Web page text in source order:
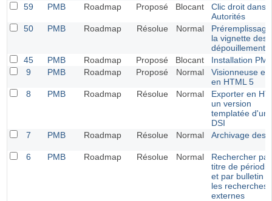
59
PMB Roadmap Proposé Blocant
Clic droit dans
Autorités
50
PMB Roadmap Résolue Normal
la vignette des
dépouillements
45
PMB Roadmap Proposé Blocant
Installation
9
PMB Roadmap Proposé Normal
Visionneuse
en HTML 5
8
PMB Roadmap Résolue Normal
Exporter en
un version
templatée
DSI
7
PMB Roadmap Résolue Normal Archivage des
6 PMB Roadmap Résolue Normal
Rechercher par
titre de
et par bulletin
les recherches
externes